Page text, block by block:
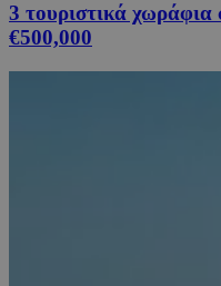
3 τουριστικά
€500,000